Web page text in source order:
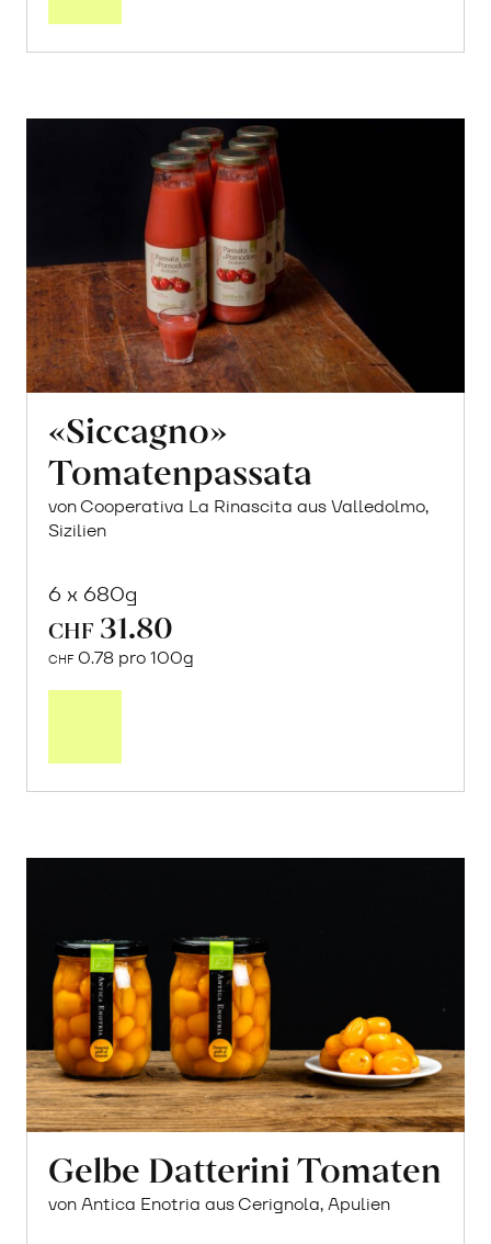
«Siccagno»
Tomatenpassata
von Cooperativa La Rinascita aus Valledolmo,
Sizilien
6 x 680g
CHF 31.80
CHF 0.78 pro 100g
Gelbe Datterini Tomaten
von Antica Enotria aus Cerignola, Apulien